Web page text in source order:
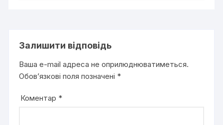
Залишити відповідь
Ваша e-mail адреса не оприлюднюватиметься.
Обов’язкові поля позначені *
Коментар *